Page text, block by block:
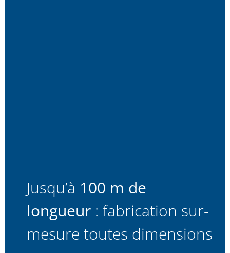
Jusqu’à 100 m de
longueur: fabrication sur-
mesure toutes dimensions